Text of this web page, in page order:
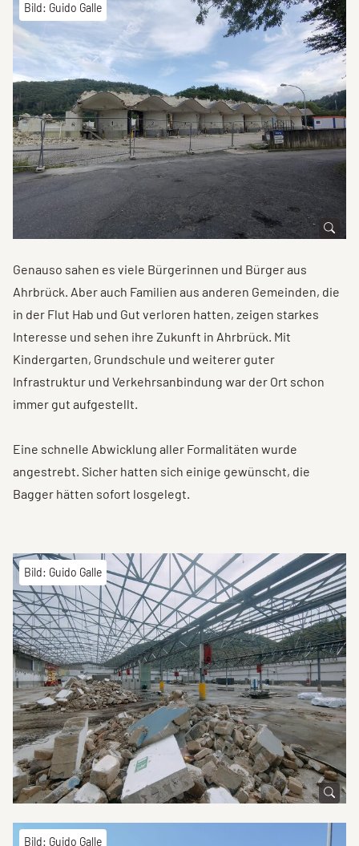
Bild: Guido Galle
Genauso sahen es viele Bürgerinnen und Bürger aus
Ahrbrück. Aber auch Familien aus anderen Gemeinden, die
in der Flut Hab und Gut verloren hatten, zeigen starkes
Interesse und sehen ihre Zukunft in Ahrbrück. Mit
Kindergarten, Grundschule und weiterer guter
Infrastruktur und Verkehrsanbindung war der Ort schon
immer gut aufgestellt.
Eine schnelle Abwicklung aller Formalitäten wurde
angestrebt. Sicher hatten sich einige gewünscht, die
Bagger hätten sofort losgelegt.
Bild: Guido Galle
Bild: Guido Galle